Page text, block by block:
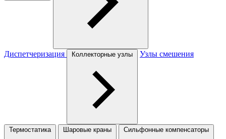
Диспетчеризация Коллекторные узлы Узлы смешения
Термостатика Шаровые краны Сильфонные компенсаторы